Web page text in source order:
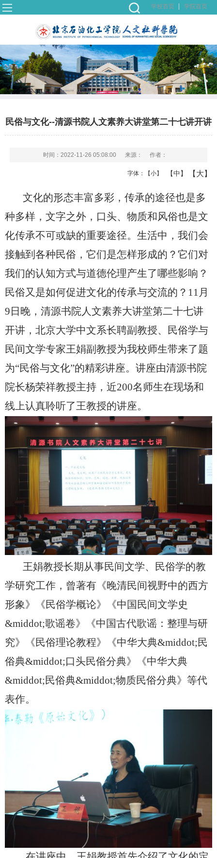
学校首页 学院首页
民俗与文化--清源书院人文素养大讲堂第二十七讲开讲
时间：2022-11-26 05:08:00 来源： 作者：
字体： 【小】 【中】 【大】
文化的形态丰富多彩，传承的途径也是多
种多样，文字之外，口头、物质和风俗也是文
化传承不可或缺的重要途径。生活中，我们会
接触到各种民俗，它们是怎样形成的？它们对
我们的认知方式与道德伦理产生了哪些影响？
民俗又是如何促进文化的传承与交流的？11月
9日晚，清源书院人文素养大讲堂第二十七讲
开讲，北京大学中文系长聘副教授、民俗学与
民间文学专家王娟副教授为我校师生带来了题
为“民俗与文化”的精彩讲座。讲座由清源书院
院长杨荣祥教授主持，近200名师生在现场和
线上认真聆听了王教授的讲座。
王娟教授长期从事民间文学、民俗学的教
学研究工作，曾著有《晚清民间视野中的西方
形象》《民俗学概论》《中国民间文学史
&middot;歌谣卷》《中国古代歌谣：整理与研
究》《民俗理论教程》《中华大典&middot; 民
俗典&middot;口头民俗分典》《中华大典
&middot; 民俗典&middot;物质民俗分典》等代
表作。